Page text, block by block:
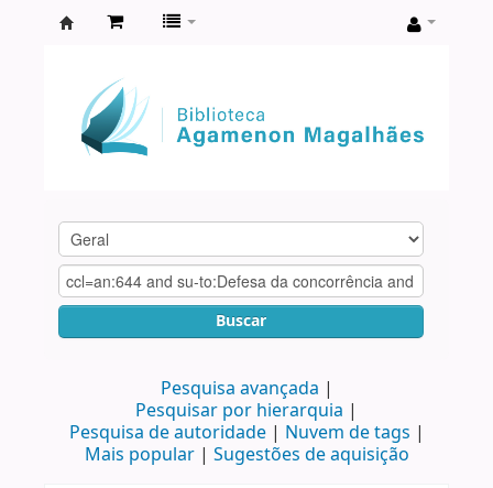
Agamenon
Magalhães
Buscar
Pesquisa avançada
Pesquisar por hierarquia
Pesquisa de autoridade
Nuvem de tags
Mais popular
Sugestões de aquisição